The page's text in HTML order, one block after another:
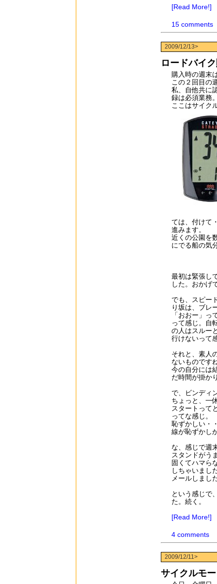
[Read More!]
15 comments
2009/12/13>
ロードバイ
購入時の週末
この２回目の
私、自他共に
録は必須業務
ここはサイク
ては、付けて
進みます。
近くの公園を
にでる船の気
最初は緊張し
した。おかげ
でも、スピー
り坂は、ブレ
「おおー」
って感じ。自
の人はスルー
行けないって
それと、素人
ないものです
今の自分には
だ時間が掛か
で、ビンディ
ちょっと、一
スタートって
ってな感じ。
恥ずかしい・
線が恥ずかし
な、感じで週
スタンドがう
固くてハマら
しちゃいまし
メールしまし
という感じで
た。続く。
[Read More!]
4 comments
2009/12/11>
サイクルモ